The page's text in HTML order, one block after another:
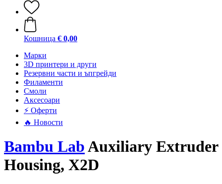
Кошница € 0,00
Mарки
3D принтери и други
Резервни части и ъпгрейди
Филаменти
Смоли
Аксесоари
⚡ Оферти
🔥 Новости
Bambu LabAuxiliary Extruder
Housing, X2D